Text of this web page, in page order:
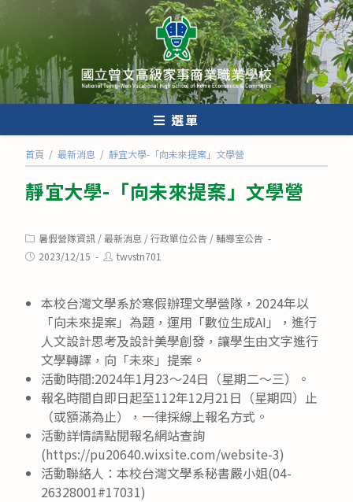
轉
至
主
要
內
選單
首頁 / 最新消息 / 靜宜大學-「向未來提案」文學營
靜宜大學-「向未來提案」文學營
Post
category:
暑假營隊資訊 /最新消息 /行政單位公告 /輔導室公告
Post2023/12/15
Posttwvstn701
本校台灣文學系於寒假辦理文學營隊，2024年以
「向未來提案」為題，運用「數位生成AI」，進行
人文設計思考及設計美學創發，讓學生由文字進行
文學轉譯，向「未來」提案。
活動時間:2024年1月23～24日（星期二～三）。
報名時間自即日起至112年12月21日（星期四）止
（或額滿為止），一律採線上報名方式。
活動詳情請點閱報名網站查詢
(https://pu20640.wixsite.com/website-3)
活動聯絡人：本校台灣文學系秘書嚴小姐(04-
26328001#17031)